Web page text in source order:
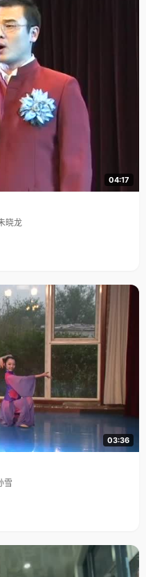
没有退路了就会全力以赴的人，
前，罗老师还给黄嫣赋诗《念奴
又是高考六月，不可逃避，须面
正当王中王。遥想二中当年，四
须靠嫣等学子，怎可选择，必破
托。"罗老师的诗幽默风趣，让黄
和改变，而是更积极的面对和争
点，多学一点"，黄嫣说，"每次
捧
的哭了好几个小时。如今当了状
她有些怯怯的说，"北大精英太多
面上的大概内容准确无误的告诉
的小师妹不可思议的说："这么细
回答："你不能保证高考就不考这
嚼，思考，吸收。所以，遇到一
高三开始才用专门的本子，这一
不但可以将老师的重点难点归纳
，会让学习内容更深刻，效率更
上的笔记都认真的整理到专门的
是忠实
种舞蹈的学习和表演，在学校的
奇侠传》、《剑侠情缘》、《轩
"最火热的05年，黄嫣跟许多青
。她是忠实的周笔畅歌迷，因为
团的骨干，在决赛前期，组织大
苦，我每天都在家上网投票，关注
为网络不通畅，我在家闹脾气，
嫣的高中生活过得
加宽阔的大舞台，黄嫣有了很多
上仍能一路稳步前行。
04:17
晓龙
03:36
雪